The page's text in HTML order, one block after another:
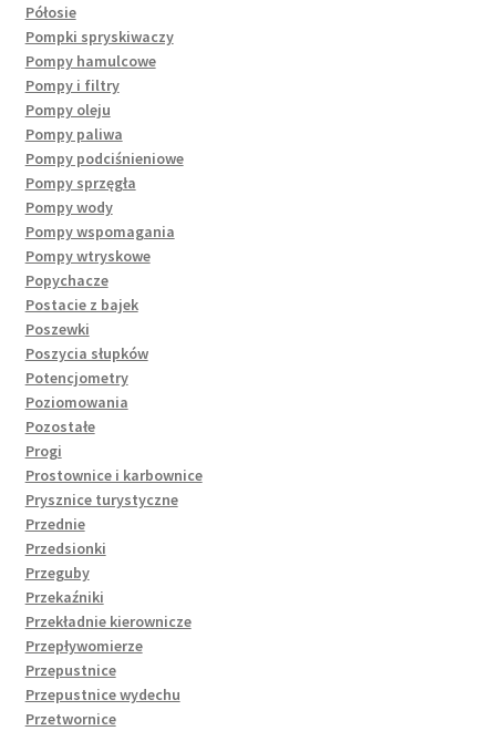
Półosie
Pompki spryskiwaczy
Pompy hamulcowe
Pompy i filtry
Pompy oleju
Pompy paliwa
Pompy podciśnieniowe
Pompy sprzęgła
Pompy wody
Pompy wspomagania
Pompy wtryskowe
Popychacze
Postacie z bajek
Poszewki
Poszycia słupków
Potencjometry
Poziomowania
Pozostałe
Progi
Prostownice i karbownice
Prysznice turystyczne
Przednie
Przedsionki
Przeguby
Przekaźniki
Przekładnie kierownicze
Przepływomierze
Przepustnice
Przepustnice wydechu
Przetwornice